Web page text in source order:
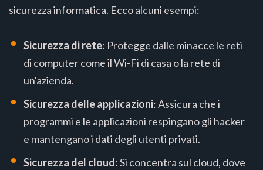
sicurezza informatica. Ecco alcuni esempi:
Sicurezza di rete: Protegge dalle minacce le reti
di computer come il Wi-Fi di casa o la rete di
un'azienda.
Sicurezza delle applicazioni: Assicura che i
programmi e le applicazioni respingano gli hacker
e mantengano i dati degli utenti privati.
Sicurezza del cloud: Si concentra sul cloud, dove